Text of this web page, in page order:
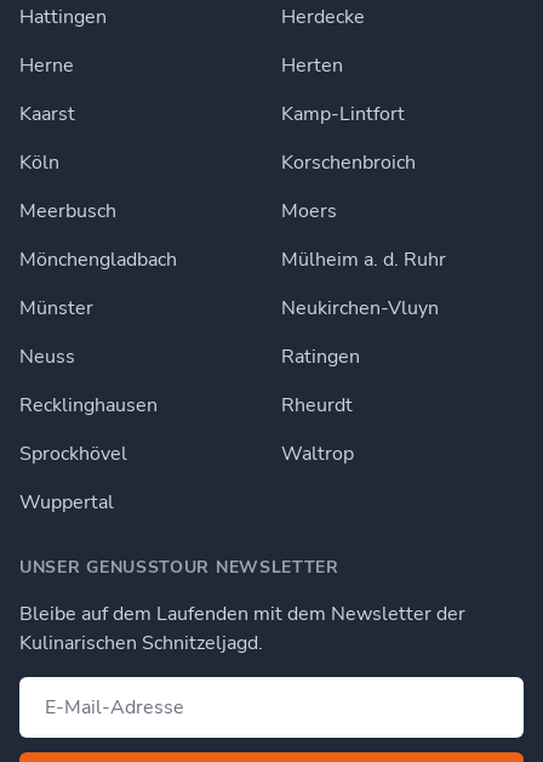
Hattingen
Herdecke
Herne
Herten
Kaarst
Kamp-Lintfort
Köln
Korschenbroich
Meerbusch
Moers
Mönchengladbach
Mülheim a. d. Ruhr
Münster
Neukirchen-Vluyn
Neuss
Ratingen
Recklinghausen
Rheurdt
Sprockhövel
Waltrop
Wuppertal
UNSER GENUSSTOUR NEWSLETTER
Bleibe auf dem Laufenden mit dem Newsletter der
Kulinarischen Schnitzeljagd.